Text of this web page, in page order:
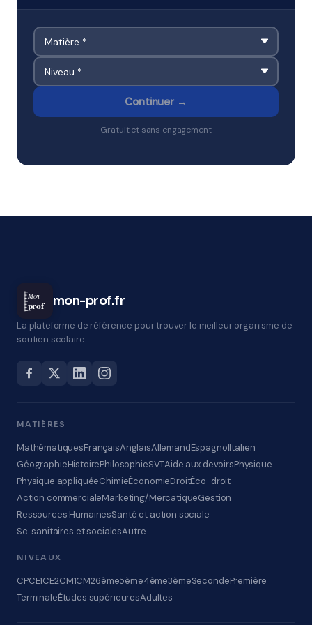
Continuer →
Gratuit et sans engagement
Mon
prof mon-prof.fr
La plateforme de référence pour trouver le meilleur organisme de
soutien scolaire.
MATIÈRES
MathématiquesFrançaisAnglaisAllemandEspagnolItalien
GéographieHistoirePhilosophieSVTAide aux devoirsPhysique
Physique appliquéeChimieÉconomieDroitÉco-droit
Action commercialeMarketing/MercatiqueGestion
Ressources HumainesSanté et action sociale
Sc. sanitaires et socialesAutre
NIVEAUX
CPCE1CE2CM1CM26ème5ème4ème3èmeSecondePremière
TerminaleÉtudes supérieuresAdultes